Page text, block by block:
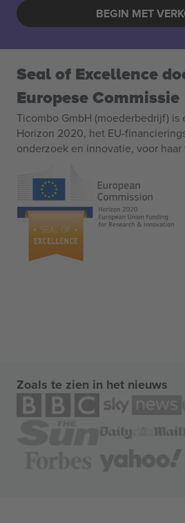
BEGIN MET
Seal of Excellence
Europese Commissie
Ticombo GmbH (moederbedrijf) is
Horizon 2020, het EU-
onderzoek en innovatie, voor
Zoals te zien in het nieuws